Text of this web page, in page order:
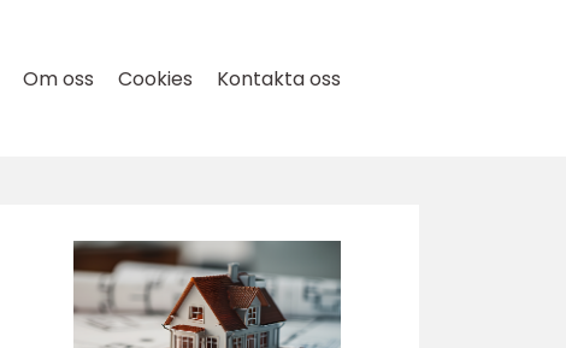
Om oss Cookies Kontakta oss